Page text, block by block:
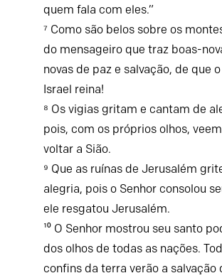
quem fala com eles.”
⁷ Como são belos sobre os
do mensageiro que traz boas-
novas de paz e salvação, de que
Israel reina!
⁸ Os vigias gritam e cantam de
pois, com os próprios olhos,
voltar a Sião.
⁹ Que as ruínas de Jerusalém
alegria, pois o Senhor consolou
ele resgatou Jerusalém.
¹⁰ O Senhor mostrou seu santo
dos olhos de todas as nações.
confins da terra verão a salvação